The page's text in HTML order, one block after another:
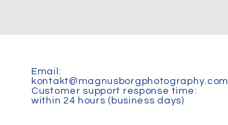
Email:
kontakt@magnusborgphotography.com
Customer support response time:
within 24 hours (business days)